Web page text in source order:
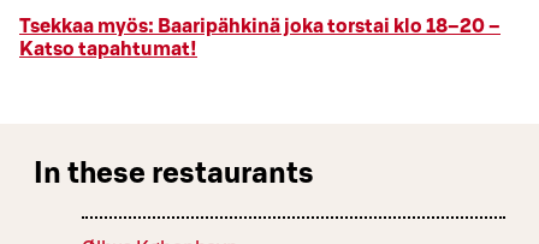
Tsekkaa myös: Baaripähkinä joka torstai klo 18–20 –
Katso tapahtumat!
In these restaurants